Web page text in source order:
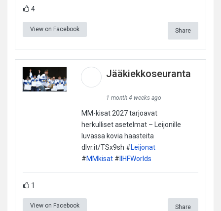
4
View on Facebook Share
Jääkiekkoseuranta
1 month 4 weeks ago
MM-kisat 2027 tarjoavat
herkulliset asetelmat – Leijonille
luvassa kovia haasteita
dlvr.it/TSx9sh #Leijonat
#MMkisat#IIHFWorlds
1
View on Facebook Share